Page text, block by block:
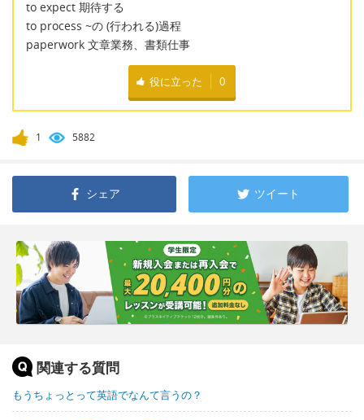
to expect 期待する
to process ~の (行われる)過程
paperwork 文章業務、書類仕事
役に立った 0
1 5882
シェア ツイート
関連する質問
もうちょっとって英語でなんて言うの？